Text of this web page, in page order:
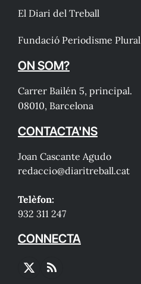
El Diari del Treball
Fundació Periodisme Plural
ON SOM?
Carrer Bailén 5, principal.
08010, Barcelona
CONTACTA'NS
Joan Cascante Agudo
redaccio@diaritreball.cat
Telèfon:
932 311 247
CONNECTA
X
RSS